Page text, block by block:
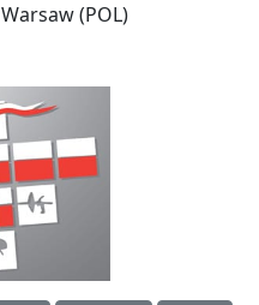
Warsaw (POL)